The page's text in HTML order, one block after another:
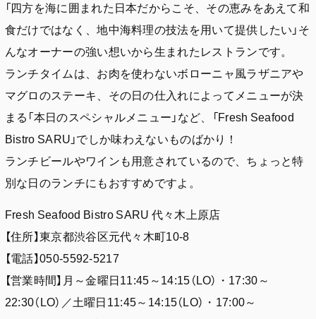
「四方を海に囲まれた日本だからこそ、その恵みをあえて和
食だけではなく、地中海料理の技法を用いて提供したい」そ
んなオーナーの強い想いから生まれたレストランです。
ランチタイムは、お肉を使わないボローニャ風ラザニアや
マグロのステーキ、その日の仕入れによってメニューが決
まる「本日のスペシャルメニュー」など、「Fresh Seafood
Bistro SARU」でしか味わえないものばかり！
ランチビールやワインも用意されているので、ちょっと特
別な日のランチにもおすすめですよ。
Fresh Seafood Bistro SARU 代々木上原店
【住所】東京都渋谷区元代々木町10-8
【電話】050-5592-5217
【営業時間】月～金曜日11:45～14:15（LO）・17:30～
22:30（LO）／土曜日11:45～14:15（LO）・17:00～